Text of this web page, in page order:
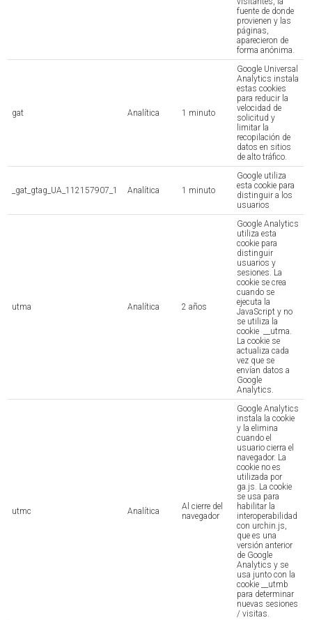
fuente de donde
provienen y las
páginas,
aparecieron de
forma anónima.
gat Analítica 1 minuto
Google Universal
Analytics instala
estas cookies
para reducir la
velocidad de
solicitud y
limitar la
recopilación de
datos en sitios
de alto tráfico.
_gat_gtag_UA_112157907_1 Analítica 1 minuto
Google utiliza
esta cookie para
distinguir a los
usuarios
utma Analítica 2 años
Google Analytics
utiliza esta
cookie para
distinguir
usuarios y
sesiones. La
cookie se crea
cuando se
ejecuta la
JavaScript y no
se utiliza la
cookie __utma.
La cookie se
actualiza cada
vez que se
envían datos a
Google
Analytics.
utmc Analítica
Al cierre del
navegador
Google Analytics
instala la cookie
y la elimina
cuando el
usuario cierra el
navegador. La
cookie no es
utilizada por
ga.js. La cookie
se usa para
habilitar la
interoperabilidad
con urchin.js,
que es una
versión anterior
de Google
Analytics y se
usa junto con la
cookie __utmb
para determinar
nuevas sesiones
/ visitas.